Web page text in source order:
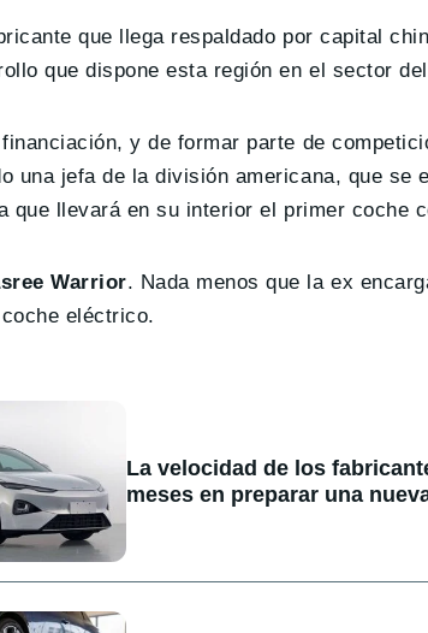
que llega respaldado por capital
que dispone esta región en el sector
y de formar parte de
una jefa de la división americana, que
que llevará en su interior el primer coche
Warrior. Nada menos que la ex
eléctrico.
La velocidad de los
meses en preparar una